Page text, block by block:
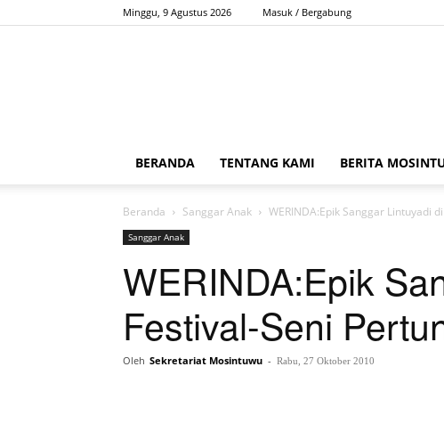
Minggu, 9 Agustus 2026 Masuk / Bergabung
BERANDA TENTANG KAMI BERITA
Beranda Sanggar Anak WERINDA:Epik Sanggar Lintuyadi
Sanggar Anak
WERINDA:Epik
Festival-Seni
Oleh Sekretariat Mosintuwu - Rabu, 27 Oktober 2010